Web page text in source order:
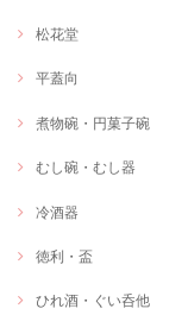
松花堂
平蓋向
煮物碗・円菓子碗
むし碗・むし器
冷酒器
徳利・盃
ひれ酒・ぐい呑他